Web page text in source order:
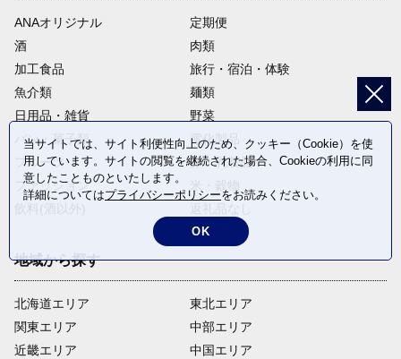
ANAオリジナル
定期便
酒
肉類
加工食品
旅行・宿泊・体験
魚介類
麺類
日用品・雑貨
野菜
パン・菓子類
電化製品
フルーツ
卵・乳製品
ファッション
地域から探す
北海道エリア
関東エリア
近畿エリア
東北エリア
中部エリア
中国エリア
当サイトでは、サイト利便性向上のため、クッキー（Cookie）を使
用しています。サイトの閲覧を継続された場合、Cookieの利用に同
意したことものといたします。
詳細についてはプライバシーポリシーをお読みください。
OK